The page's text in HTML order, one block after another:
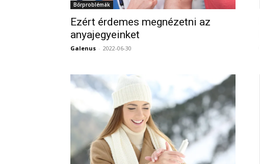
Bőrproblémák
Ezért érdemes megnézetni az
anyajegyeinket
Galenus - 2022-06-30